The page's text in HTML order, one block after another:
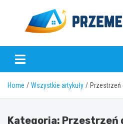
Home Wszystkie artykuły
Kategoria: Przestrzeń